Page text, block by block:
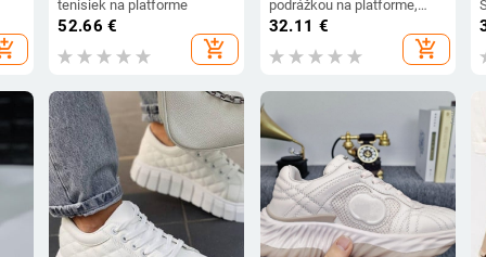
tenisiek na platforme
52.66 €
add_shopping_cart
podrážkou na platforme,
dámske tenisky s vyššou
výškou a hrubou podrážkou,
módne bežecké tenisky pre
32.11 €
add_shopping_cart